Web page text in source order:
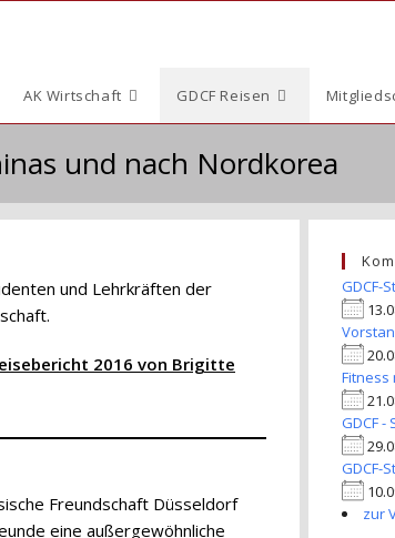
AK Wirtschaft GDCF Reisen
und nach Nordkorea
und Lehrkräften der
2016 von Brigitte
Freundschaft Düsseldorf
eine außergewöhnliche
GDCF-
Fitness
GDCF
GDCF-
zur